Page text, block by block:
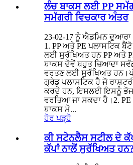
ਲੰਚ ਬਾਕਸ ਲਈ PP
ਸਮੱਗਰੀ ਵਿਚਕਾਰ ਅੰਤਰ
23-02-17 ਨੂੰ ਐਡਮਿਨ ਦੁਆਰਾ
1. PP ਅਤੇ PE ਪਲਾਸਟਿਕ
ਲਈ ਸੁਰੱਖਿਅਤ ਹਨ PP ਅਤੇ
ਬਾਕਸ ਦੋਵੇਂ ਬਹੁਤ ਜ਼ਿਆਦਾ
ਵਰਤਣ ਲਈ ਸੁਰੱਖਿਅਤ
ਗ੍ਰੇਡ ਪਲਾਸਟਿਕ ਹੈ ਜੋ
ਕਰਦੇ ਹਨ, ਇਸਲਈ ਇਸਨੂੰ
ਵਰਤਿਆ ਜਾ ਸਕਦਾ ਹੈ।2.
ਬਾਕਸ ਮੋ...
ਹੋਰ ਪੜ੍ਹੋ
ਕੀ ਸਟੇਨਲੈਸ ਸਟੀਲ ਦੇ
ਕੱਪਾਂ ਨਾਲੋਂ ਸੁਰੱਖਿਅਤ